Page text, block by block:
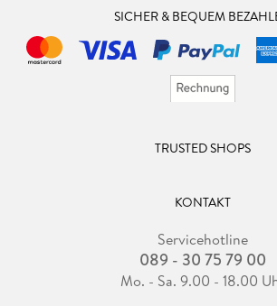
SICHER & BEQUEM
TRUSTED SHOPS
KONTAKT
Servicehotline
089 - 30 75 79 00
Mo. - Sa. 9.00 - 18.00